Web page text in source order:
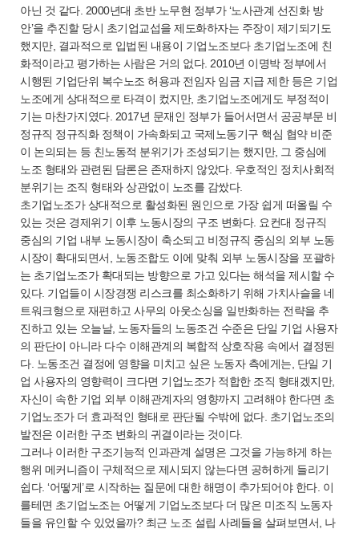
아닌 것 같다. 2000년대 초반 노무현 정부가 ‘노사관계 선진화 방
안’을 추진할 당시 초기업교섭을 제도화하자는 주장이 제기되기도
했지만, 결과적으로 입법된 내용이 기업노조보다 초기업노조에 친
화적이라고 평가하는 사람은 거의 없다. 2010년 이명박 정부에서
시행된 기업단위 복수노조 허용과 전임자 임금 지급 제한 등은 기업
노조에게 상대적으로 타격이 컸지만, 초기업노조에게도 부정적이
기는 마찬가지였다. 2017년 문재인 정부가 들어서면서 공공부문 비
정규직 정규직화 정책이 가속화되고 국제노동기구 핵심 협약 비준
이 논의되는 등 친노동적 분위기가 조성되기는 했지만, 그 중심에
노조 형태와 관련된 담론은 존재하지 않았다. 우호적인 정치사회적
분위기는 조직 형태와 상관없이 노조를 감쌌다.
초기업노조가 상대적으로 활성화된 원인으로 가장 쉽게 떠올릴 수
있는 것은 경제위기 이후 노동시장의 구조 변화다. 요컨대 정규직
중심의 기업 내부 노동시장이 축소되고 비정규직 중심의 외부 노동
시장이 확대되면서, 노동조합도 이에 맞춰 외부 노동시장을 포괄하
는 초기업노조가 확대되는 방향으로 가고 있다는 해석을 제시할 수
있다. 기업들이 시장경쟁 리스크를 최소화하기 위해 가치사슬을 네
트워크형으로 재편하고 사무의 아웃소싱을 일반화하는 전략을 추
진하고 있는 오늘날, 노동자들의 노동조건 수준은 단일 기업 사용자
의 판단이 아니라 다수 이해관계의 복합적 상호작용 속에서 결정된
다. 노동조건 결정에 영향을 미치고 싶은 노동자 측에게는, 단일 기
업 사용자의 영향력이 크다면 기업노조가 적합한 조직 형태겠지만,
자신이 속한 기업 외부 이해관계자의 영향까지 고려해야 한다면 초
기업노조가 더 효과적인 형태로 판단될 수밖에 없다. 초기업노조의
발전은 이러한 구조 변화의 귀결이라는 것이다.
그러나 이러한 구조기능적 인과관계 설명은 그것을 가능하게 하는
행위 메커니즘이 구체적으로 제시되지 않는다면 공허하게 들리기
쉽다. ‘어떻게’로 시작하는 질문에 대한 해명이 추가되어야 한다. 이
를테면 초기업노조는 어떻게 기업노조보다 더 많은 미조직 노동자
들을 유인할 수 있었을까? 최근 노조 설립 사례들을 살펴보면서, 나